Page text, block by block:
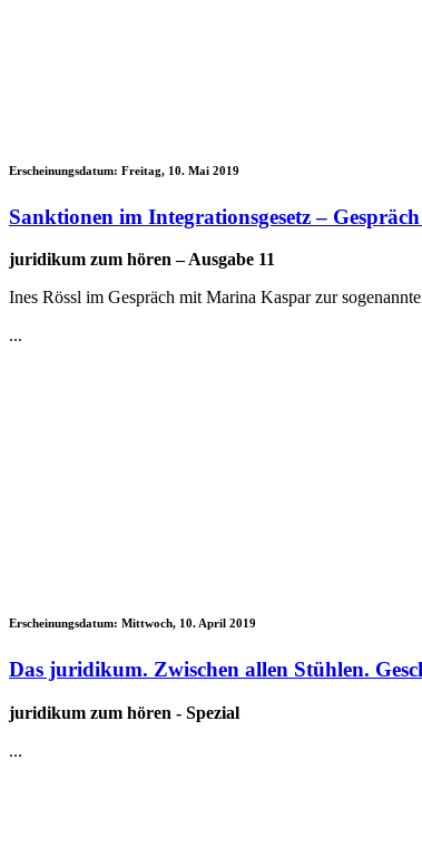
Erscheinungsdatum: Freitag, 10. Mai 2019
Sanktionen im Integrationsgesetz –
juridikum zum hören – Ausgabe 11
Ines Rössl im Gespräch mit Marina Kaspar zur
...
Erscheinungsdatum: Mittwoch, 10. April 2019
Das juridikum. Zwischen allen Stühlen.
juridikum zum hören - Spezial
...